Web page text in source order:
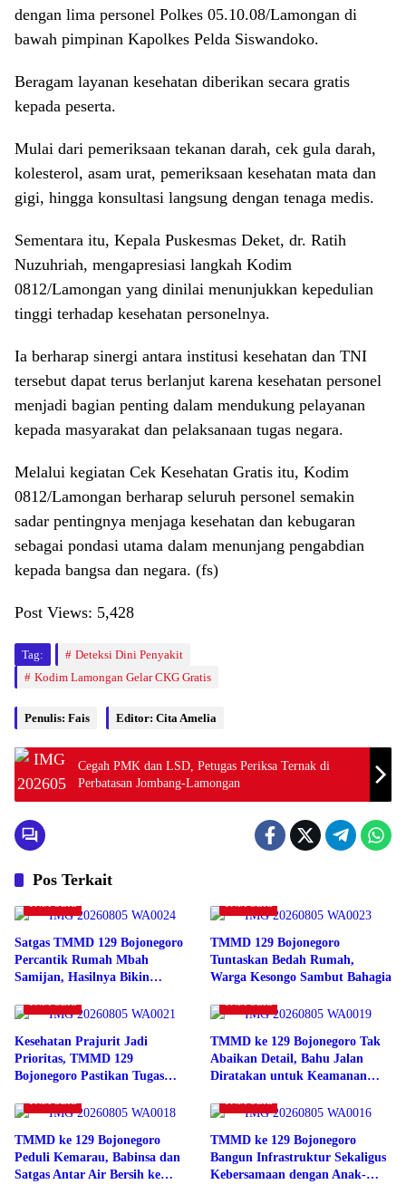
dengan lima personel Polkes 05.10.08/Lamongan di
bawah pimpinan Kapolkes Pelda Siswandoko.
Beragam layanan kesehatan diberikan secara gratis
kepada peserta.
Mulai dari pemeriksaan tekanan darah, cek gula darah,
kolesterol, asam urat, pemeriksaan kesehatan mata dan
gigi, hingga konsultasi langsung dengan tenaga medis.
Sementara itu, Kepala Puskesmas Deket, dr. Ratih
Nuzuhriah, mengapresiasi langkah Kodim
0812/Lamongan yang dinilai menunjukkan kepedulian
tinggi terhadap kesehatan personelnya.
Ia berharap sinergi antara institusi kesehatan dan TNI
tersebut dapat terus berlanjut karena kesehatan personel
menjadi bagian penting dalam mendukung pelayanan
kepada masyarakat dan pelaksanaan tugas negara.
Melalui kegiatan Cek Kesehatan Gratis itu, Kodim
0812/Lamongan berharap seluruh personel semakin
sadar pentingnya menjaga kesehatan dan kebugaran
sebagai pondasi utama dalam menunjang pengabdian
kepada bangsa dan negara. (fs)
Post Views: 5,428
Tag:
Deteksi Dini Penyakit
Kodim Lamongan Gelar CKG Gratis
Penulis: Fais Editor: Cita Amelia
Cegah PMK dan LSD, Petugas Periksa Ternak di
Perbatasan Jombang-Lamongan
Pos Terkait
Satgas TMMD 129 Bojonegoro
Percantik Rumah Mbah
Samijan, Hasilnya Bikin
TMMD 129 Bojonegoro
Tuntaskan Bedah Rumah,
Warga Kesongo Sambut Bahagia
Kesehatan Prajurit Jadi
Prioritas, TMMD 129
Bojonegoro Pastikan Tugas
TMMD ke 129 Bojonegoro Tak
Abaikan Detail, Bahu Jalan
Diratakan untuk Keamanan
TMMD ke 129 Bojonegoro
Peduli Kemarau, Babinsa dan
Satgas Antar Air Bersih ke
TMMD ke 129 Bojonegoro
Bangun Infrastruktur Sekaligus
Kebersamaan dengan Anak-